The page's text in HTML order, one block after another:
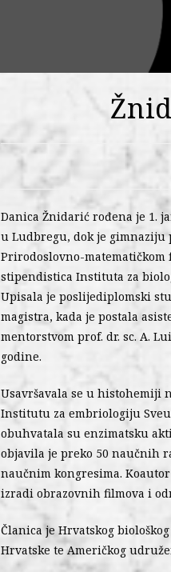
Danica Žnidarić rođena je 1.
u Ludbregu, dok je gimnaziju
Prirodoslovno-matematičkom
stipendistica Instituta za
Upisala je poslijediplomski
magistra, kada je postala
mentorstvom prof. dr. sc. A.
godine.
Usavršavala se u histohemiji
Institutu za embriologiju
obuhvatala su enzimatsku
objavila je preko 50 naučnih
naučnim kongresima.
izradi obrazovnih filmova i
Članica je Hrvatskog
Hrvatske te Američkog